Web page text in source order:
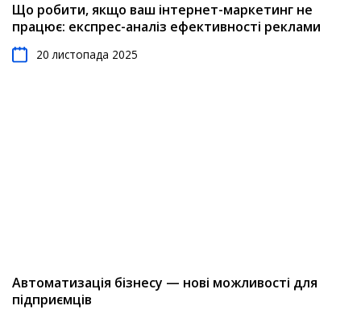
Що робити, якщо ваш інтернет-маркетинг не
працює: експрес-аналіз ефективності реклами
20 листопада 2025
Автоматизація бізнесу — нові можливості для
підприємців